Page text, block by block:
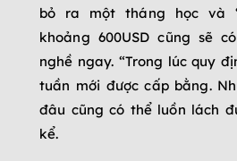
bỏ ra một tháng học và
khoảng 600USD cũng sẽ
nghề ngay. “Trong lúc quy
tuần mới được cấp bằng.
đâu cũng có thể luồn lách
kể.